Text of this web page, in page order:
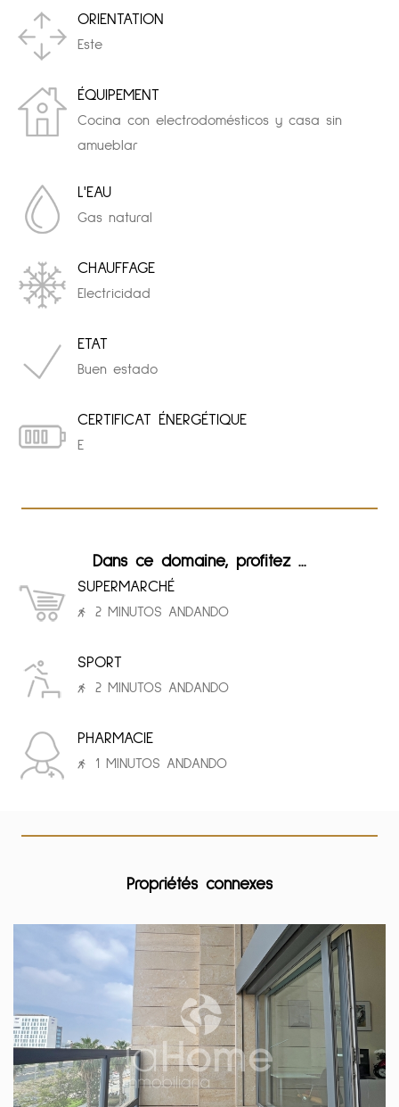
ORIENTATION
Este
ÉQUIPEMENT
Cocina con electrodomésticos y casa sin
amueblar
L'EAU
Gas natural
CHAUFFAGE
Electricidad
ETAT
Buen estado
CERTIFICAT ÉNERGÉTIQUE
E
Dans ce domaine, profitez ...
SUPERMARCHÉ
2 MINUTOS ANDANDO
SPORT
2 MINUTOS ANDANDO
PHARMACIE
1 MINUTOS ANDANDO
Propriétés connexes